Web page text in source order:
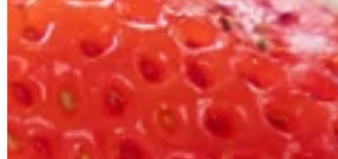
liikkeet